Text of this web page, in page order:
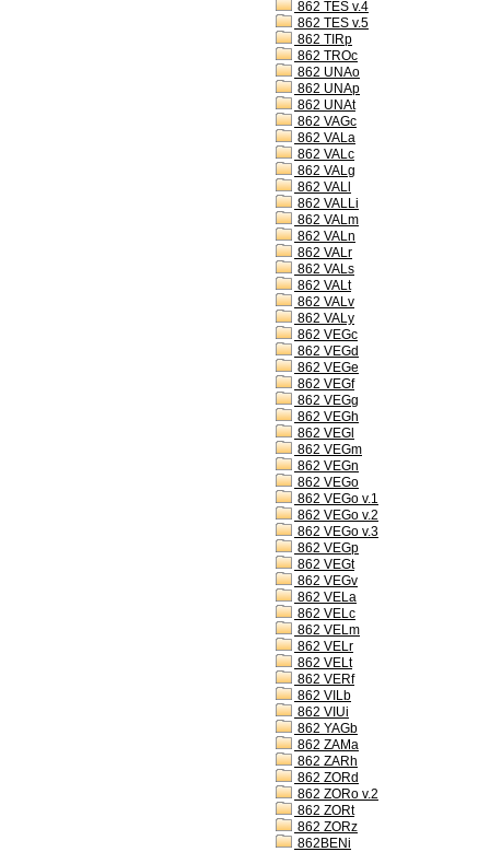
862 TES v.4
862 TES v.5
862 TIRp
862 TROc
862 UNAo
862 UNAp
862 UNAt
862 VAGc
862 VALa
862 VALc
862 VALg
862 VALl
862 VALLi
862 VALm
862 VALn
862 VALr
862 VALs
862 VALt
862 VALv
862 VALy
862 VEGc
862 VEGd
862 VEGe
862 VEGf
862 VEGg
862 VEGh
862 VEGl
862 VEGm
862 VEGn
862 VEGo
862 VEGo v.1
862 VEGo v.2
862 VEGo v.3
862 VEGp
862 VEGt
862 VEGv
862 VELa
862 VELc
862 VELm
862 VELr
862 VELt
862 VERf
862 VILb
862 VIUi
862 YAGb
862 ZAMa
862 ZARh
862 ZORd
862 ZORo v.2
862 ZORt
862 ZORz
862BENi